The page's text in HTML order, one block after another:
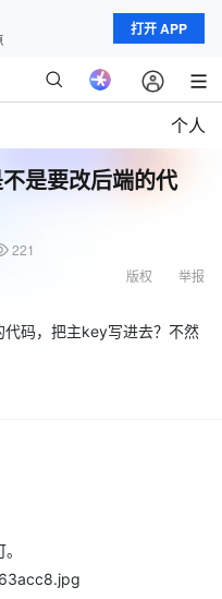
打开 APP
个人
是要改后端的代
221
举报
版权
码，把主key写进去？不然